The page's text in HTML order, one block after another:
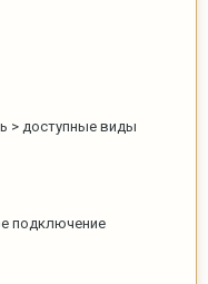
> доступные виды
подключение